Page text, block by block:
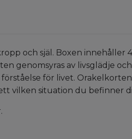
och själ. Boxen innehåller
genomsyras av livsglädje
för livet.
vilken situation du befinner